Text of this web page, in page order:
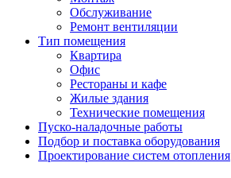
Обслуживание
Ремонт вентиляции
Тип помещения
Квартира
Офис
Рестораны и кафе
Жилые здания
Технические помещения
Пуско-наладочные работы
Подбор и поставка оборудования
Проектирование систем отопления